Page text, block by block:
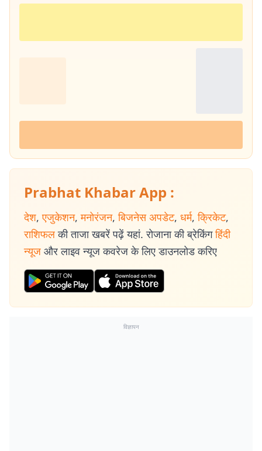
Prabhat Khabar App :
देश, एजुकेशन, मनोरंजन, बिजनेस अपडेट, धर्म, क्रिकेट,
राशिफल की ताजा खबरें पढ़ें यहां. रोजाना की ब्रेकिंग हिंदी
न्यूज और लाइव न्यूज कवरेज के लिए डाउनलोड करिए
विज्ञापन